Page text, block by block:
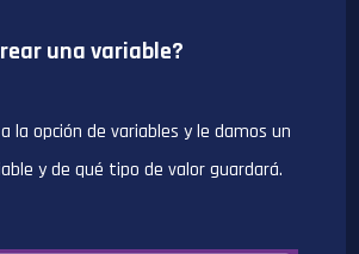
una variable?
la opción de variables y le damos un
y de qué tipo de valor guardará.